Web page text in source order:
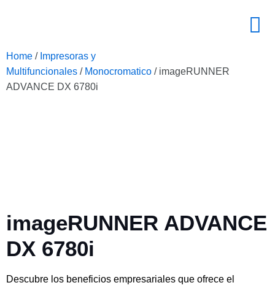
Home / Impresoras y
Multifuncionales / Monocromatico / imageRUNNER
ADVANCE DX 6780i
imageRUNNER ADVANCE
DX 6780i
Descubre los beneficios empresariales que ofrece el